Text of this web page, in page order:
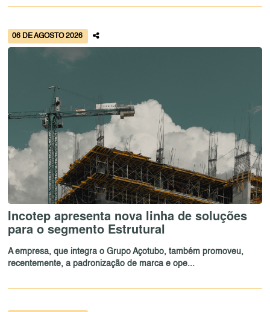
06 DE AGOSTO 2026
Incotep apresenta nova linha de soluções
para o segmento Estrutural
A empresa, que integra o Grupo Açotubo, também promoveu,
recentemente, a padronização de marca e ope...